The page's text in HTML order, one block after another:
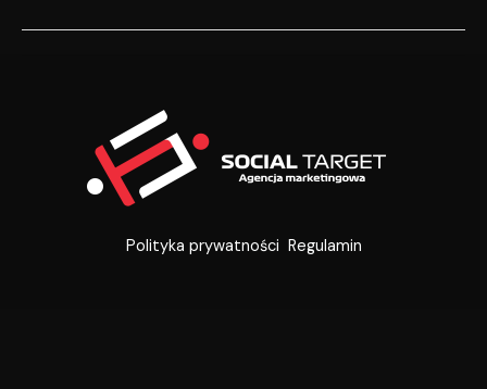
Polityka prywatności Regulamin